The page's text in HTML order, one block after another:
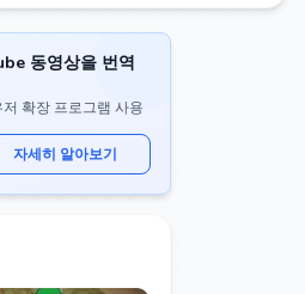
동영상을 번역
확장 프로그램 사용
자세히 알아보기